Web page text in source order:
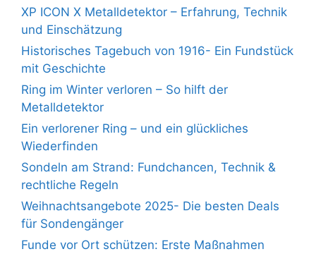
XP ICON X Metalldetektor – Erfahrung, Technik
und Einschätzung
Historisches Tagebuch von 1916- Ein Fundstück
mit Geschichte
Ring im Winter verloren – So hilft der
Metalldetektor
Ein verlorener Ring – und ein glückliches
Wiederfinden
Sondeln am Strand: Fundchancen, Technik &
rechtliche Regeln
Weihnachtsangebote 2025- Die besten Deals
für Sondengänger
Funde vor Ort schützen: Erste Maßnahmen